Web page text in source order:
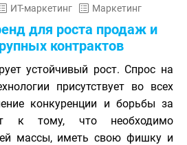
ИТ-маркетинг Маркетинг
для роста продаж и
контрактов
устойчивый рост. Спрос на
присутствует во всех
конкуренции и борьбы за
к тому, что необходимо
массы, иметь свою фишку и